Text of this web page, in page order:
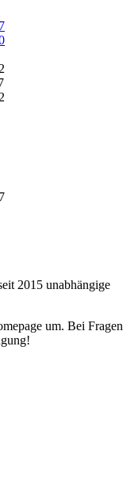
2015 unabhängige
um. Bei Fragen